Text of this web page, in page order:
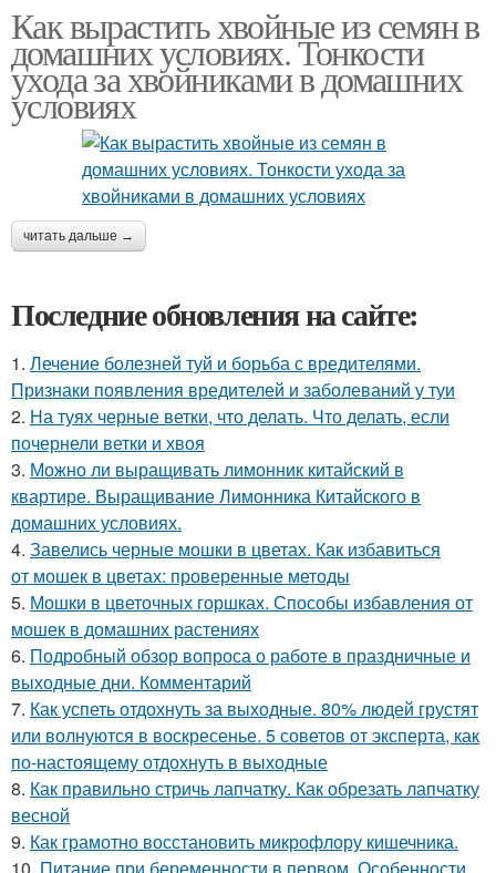
Как вырастить хвойные из семян в
домашних условиях. Тонкости
ухода за хвойниками в домашних
условиях
читать дальше →
Последние обновления на сайте:
1. Лечение болезней туй и борьба с вредителями.
Признаки появления вредителей и заболеваний у туи
2. На туях черные ветки, что делать. Что делать, если
почернели ветки и хвоя
3. Можно ли выращивать лимонник китайский в
квартире. Выращивание Лимонника Китайского в
домашних условиях.
4. Завелись черные мошки в цветах. Как избавиться
от мошек в цветах: проверенные методы
5. Мошки в цветочных горшках. Способы избавления от
мошек в домашних растениях
6. Подробный обзор вопроса о работе в праздничные и
выходные дни. Комментарий
7. Как успеть отдохнуть за выходные. 80% людей грустят
или волнуются в воскресенье. 5 советов от эксперта, как
по-настоящему отдохнуть в выходные
8. Как правильно стричь лапчатку. Как обрезать лапчатку
весной
9. Как грамотно восстановить микрофлору кишечника.